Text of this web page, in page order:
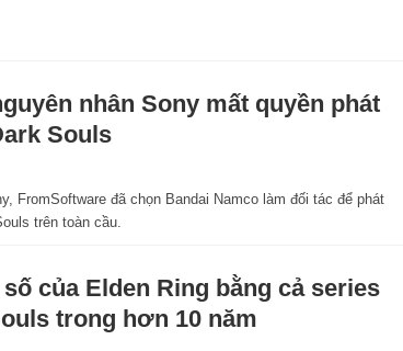
nhân Sony mất quyền phát
Souls
FromSoftware đã chọn Bandai Namco làm đối tác để phát
trên toàn cầu.
của Elden Ring bằng cả series
trong hơn 10 năm